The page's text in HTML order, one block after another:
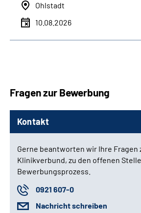
Ohlstadt
10.08.2026
Fragen zur Bewerbung
Kontakt
Gerne beantworten wir Ihre Fragen
Klinikverbund, zu den offenen
Bewerbungsprozess.
0921 607-0
Nachricht schreiben